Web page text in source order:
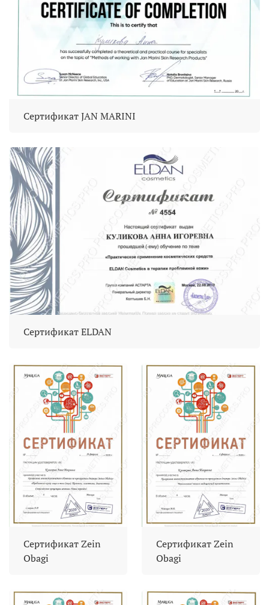
Сертификат JAN MARINI
Сертификат ELDAN
Сертификат Zein
Obagi
Сертификат Zein
Obagi